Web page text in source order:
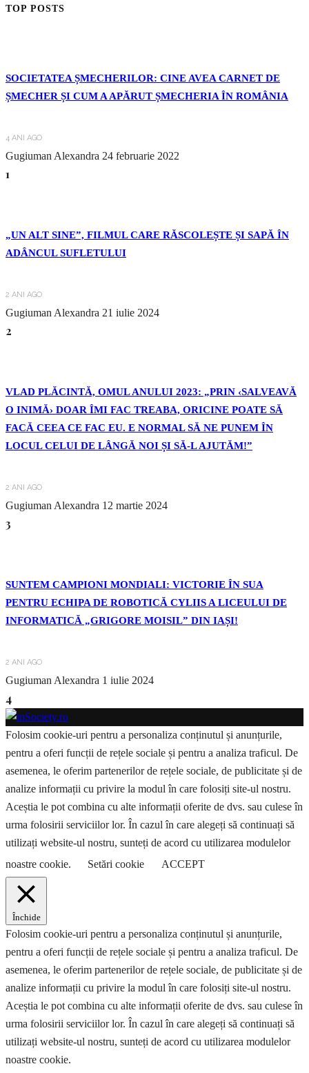
TOP POSTS
SOCIETATEA ȘMECHERILOR: CINE AVEA CARNET DE
ȘMECHER ȘI CUM A APĂRUT ȘMECHERIA ÎN ROMÂNIA
4 ANI AGO
Gugiuman Alexandra 24 februarie 2022
1
„UN ALT SINE”, FILMUL CARE RĂSCOLEȘTE ȘI SAPĂ ÎN
ADÂNCUL SUFLETULUI
2 ANI AGO
Gugiuman Alexandra 21 iulie 2024
2
VLAD PLĂCINTĂ, OMUL ANULUI 2023: „PRIN ‹SALVEAVĂ
O INIMĂ› DOAR ÎMI FAC TREABA, ORICINE POATE SĂ
FACĂ CEEA CE FAC EU. E NORMAL SĂ NE PUNEM ÎN
LOCUL CELUI DE LÂNGĂ NOI ȘI SĂ-L AJUTĂM!”
2 ANI AGO
Gugiuman Alexandra 12 martie 2024
3
SUNTEM CAMPIONI MONDIALI: VICTORIE ÎN SUA
PENTRU ECHIPA DE ROBOTICĂ CYLIIS A LICEULUI DE
INFORMATICĂ „GRIGORE MOISIL” DIN IAȘI!
2 ANI AGO
Gugiuman Alexandra 1 iulie 2024
4
Folosim cookie-uri pentru a personaliza conținutul și anunțurile,
pentru a oferi funcții de rețele sociale și pentru a analiza traficul. De
asemenea, le oferim partenerilor de rețele sociale, de publicitate și de
analize informații cu privire la modul în care folosiți site-ul nostru.
Aceștia le pot combina cu alte informații oferite de dvs. sau culese în
urma folosirii serviciilor lor. În cazul în care alegeți să continuați să
utilizați website-ul nostru, sunteți de acord cu utilizarea modulelor
noastre cookie.
Setări cookie ACCEPT
Închide
Folosim cookie-uri pentru a personaliza conținutul și anunțurile,
pentru a oferi funcții de rețele sociale și pentru a analiza traficul. De
asemenea, le oferim partenerilor de rețele sociale, de publicitate și de
analize informații cu privire la modul în care folosiți site-ul nostru.
Aceștia le pot combina cu alte informații oferite de dvs. sau culese în
urma folosirii serviciilor lor. În cazul în care alegeți să continuați să
utilizați website-ul nostru, sunteți de acord cu utilizarea modulelor
noastre cookie.